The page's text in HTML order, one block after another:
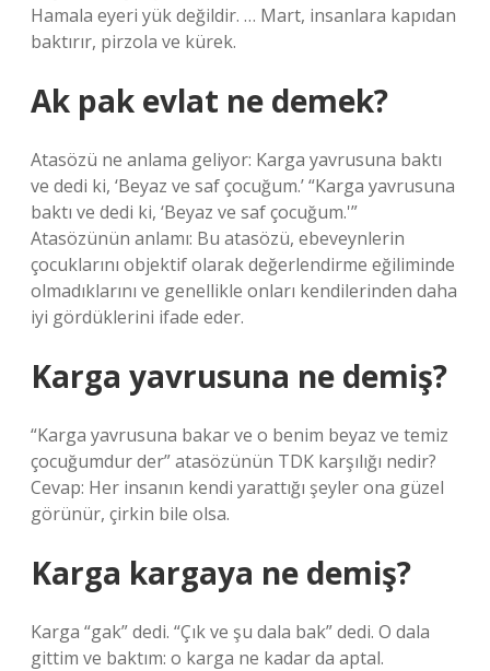
Hamala eyeri yük değildir. … Mart, insanlara kapıdan
baktırır, pirzola ve kürek.
Ak pak evlat ne demek?
Atasözü ne anlama geliyor: Karga yavrusuna baktı
ve dedi ki, ‘Beyaz ve saf çocuğum.’ “Karga yavrusuna
baktı ve dedi ki, ‘Beyaz ve saf çocuğum.'”
Atasözünün anlamı: Bu atasözü, ebeveynlerin
çocuklarını objektif olarak değerlendirme eğiliminde
olmadıklarını ve genellikle onları kendilerinden daha
iyi gördüklerini ifade eder.
Karga yavrusuna ne demiş?
“Karga yavrusuna bakar ve o benim beyaz ve temiz
çocuğumdur der” atasözünün TDK karşılığı nedir?
Cevap: Her insanın kendi yarattığı şeyler ona güzel
görünür, çirkin bile olsa.
Karga kargaya ne demiş?
Karga “gak” dedi. “Çık ve şu dala bak” dedi. O dala
gittim ve baktım: o karga ne kadar da aptal.